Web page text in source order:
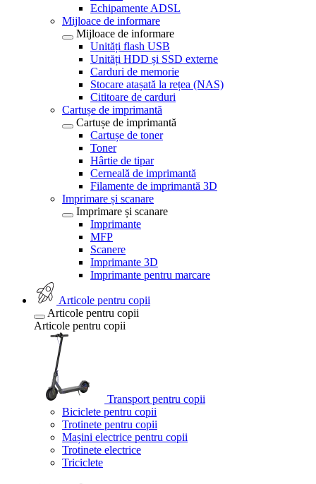
Echipamente ADSL
Mijloace de informare
Mijloace de informare
Unități flash USB
Unități HDD și SSD externe
Carduri de memorie
Stocare atașată la rețea (NAS)
Cititoare de carduri
Cartușe de imprimantă
Cartușe de imprimantă
Cartușe de toner
Toner
Hârtie de tipar
Cerneală de imprimantă
Filamente de imprimantă 3D
Imprimare și scanare
Imprimare și scanare
Imprimante
MFP
Scanere
Imprimante 3D
Imprimante pentru marcare
Articole pentru copii
Articole pentru copii
Articole pentru copii
Transport pentru copii
Biciclete pentru copii
Trotinete pentru copii
Mașini electrice pentru copii
Trotinete electrice
Triciclete